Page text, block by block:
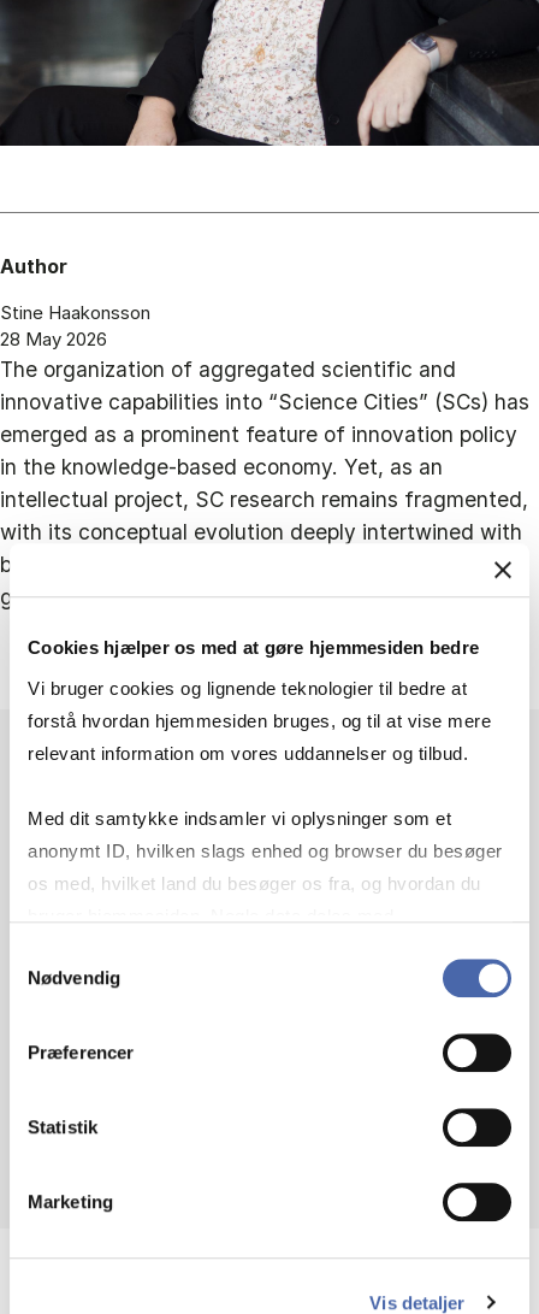
Cookies hjælper os med at gøre hjemmesiden bedre
Vi bruger cookies og lignende teknologier til bedre at
forstå hvordan hjemmesiden bruges, og til at vise mere
relevant information om vores uddannelser og tilbud.
Med dit samtykke indsamler vi oplysninger som et
anonymt ID, hvilken slags enhed og browser du besøger
os med, hvilket land du besøger os fra, og hvordan du
markedsføring. Du bestemmer selv - og kan altid trække
Nødvendig
Præferencer
Statistik
Marketing
Vis detaljer
Author
Stine Haakonsson
28 May 2026
The organization of aggregated scientific and
innovative capabilities into “Science Cities” (SCs) has
emerged as a prominent feature of innovation policy
in the knowledge-based economy. Yet, as an
intellectual project, SC research remains fragmented,
with its conceptual evolution deeply intertwined with
broader societal shifts and its rising prominence as a
growth strategy in diverse regional contexts.
FIND THE